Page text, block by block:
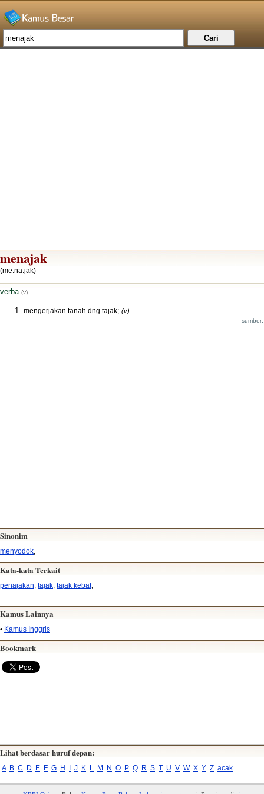
menajak
(me.na.jak)
verba (v)
mengerjakan tanah dng tajak; (v)
Sinonim
menyodok
Kata-kata Terkait
penajakan, tajak, tajak kebat,
Kamus Lainnya
• Kamus Inggris
Bookmark
Lihat berdasar huruf depan:
A B C D E F G H I J K L M N O P Q R S T U V W X Y Z acak